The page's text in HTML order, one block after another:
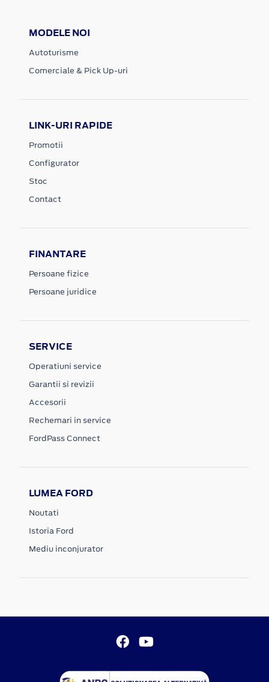
MODELE NOI
Autoturisme
Comerciale & Pick Up-uri
LINK-URI RAPIDE
Promotii
Configurator
Stoc
Contact
FINANTARE
Persoane fizice
Persoane juridice
SERVICE
Operatiuni service
Garantii si revizii
Accesorii
Rechemari in service
FordPass Connect
LUMEA FORD
Noutati
Istoria Ford
Mediu inconjurator